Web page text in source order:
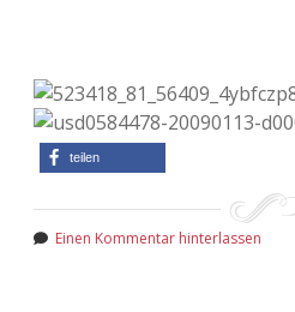
teilen
Einen Kommentar hinterlassen